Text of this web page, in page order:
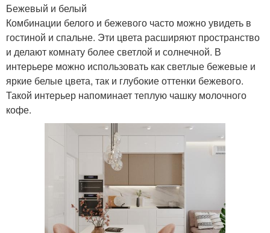
Бежевый и белый
Комбинации белого и бежевого часто можно увидеть в
гостиной и спальне. Эти цвета расширяют пространство
и делают комнату более светлой и солнечной. В
интерьере можно использовать как светлые бежевые и
яркие белые цвета, так и глубокие оттенки бежевого.
Такой интерьер напоминает теплую чашку молочного
кофе.